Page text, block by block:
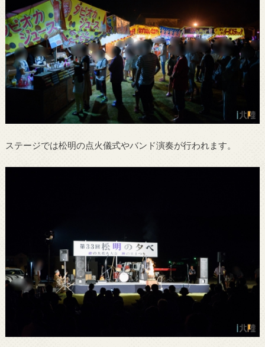
ステージでは松明の点火儀式やバンド演奏が行われます。